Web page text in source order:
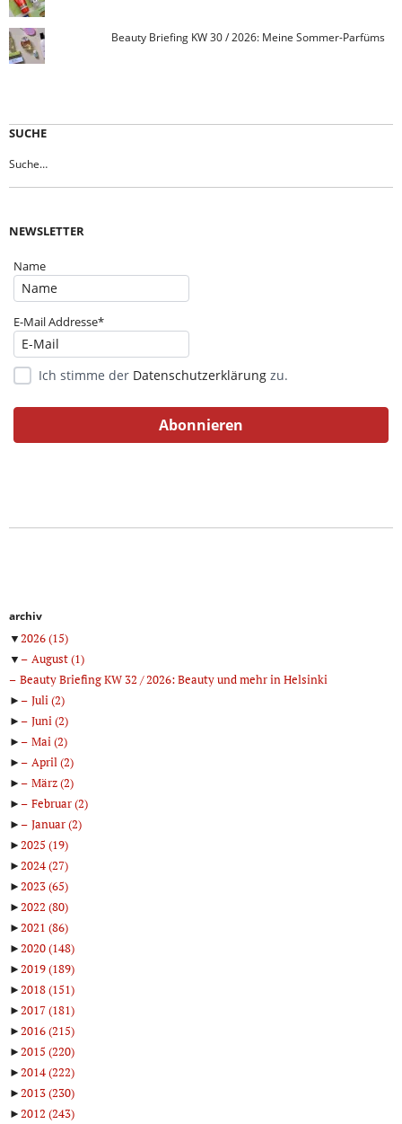
Beauty Briefing KW 30 / 2026: Meine Sommer-Parfüms
SUCHE
NEWSLETTER
Name
E-Mail Addresse*
Ich stimme der Datenschutzerklärung zu.
archiv
▼2026(15)
▼
August(1)
Beauty Briefing KW 32 / 2026: Beauty und mehr in Helsinki
►
Juli(2)
►
Juni(2)
►
Mai(2)
►
April(2)
►
März(2)
►
Februar(2)
►
Januar(2)
►2025 (19)
►2024(27)
►2023(65)
►2022 (80)
►2021 (86)
►2020(148)
►2019(189)
►2018(151)
►2017(181)
►2016(215)
►2015 (220)
►2014(222)
►2013(230)
►2012 (243)